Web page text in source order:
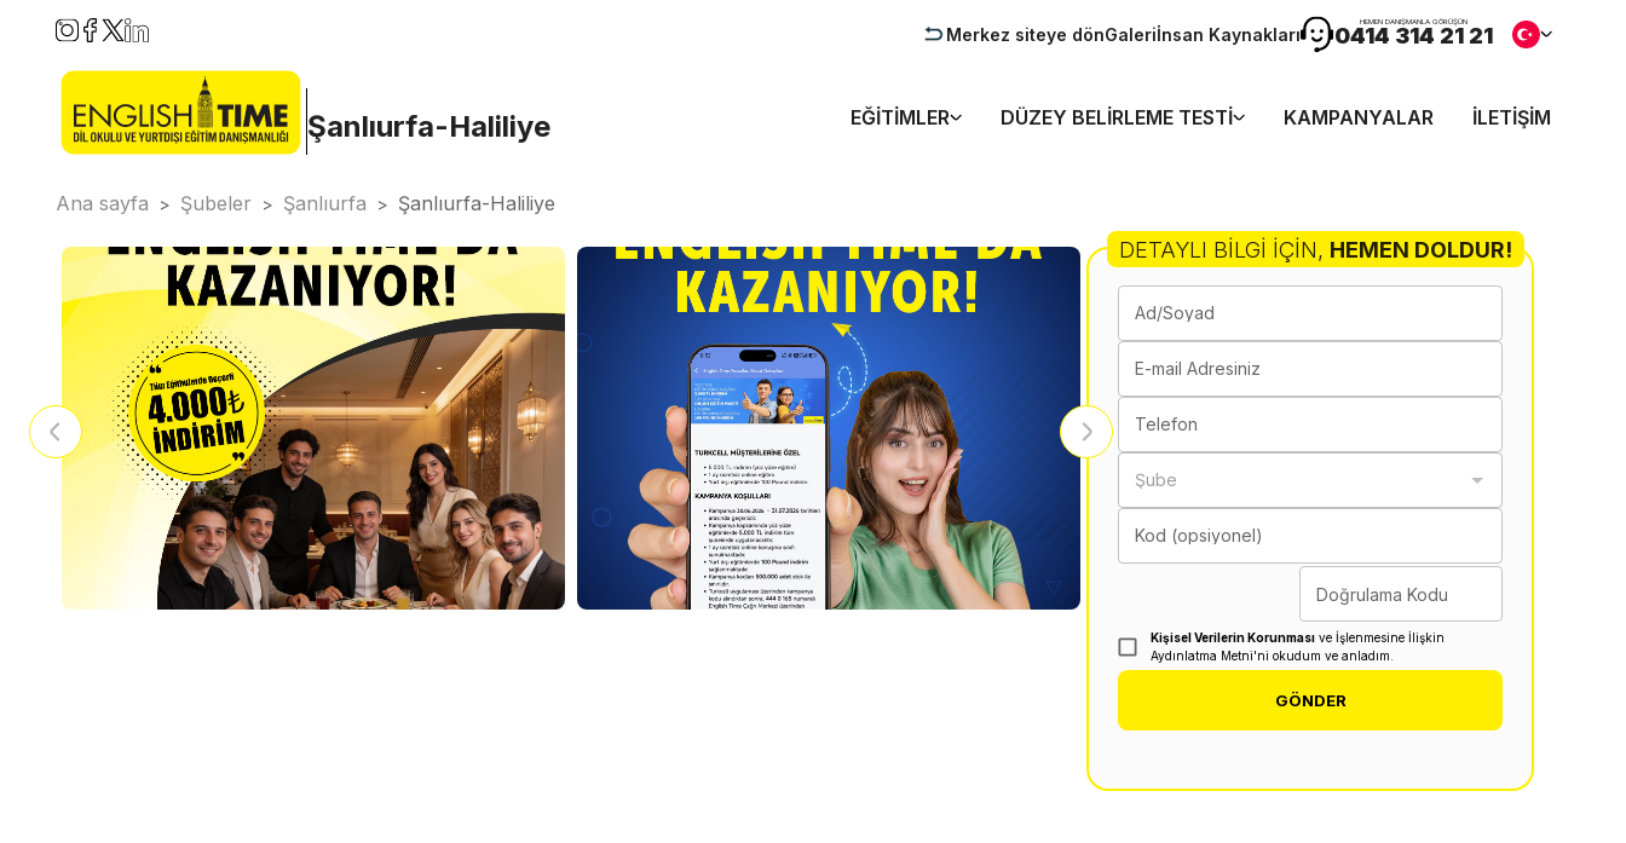
Merkez siteye dönGaleriİnsan Kaynakları
HEMEN DANIŞMANLA GÖRÜŞÜN
0414 314 21 21
Şanlıurfa-Haliliye EĞITIMLER DÜZEY BELIRLEME TESTI KAMPANYALAR İLETIŞIM
Ana sayfa > Şubeler > Şanlıurfa > Şanlıurfa-Haliliye
DETAYLI BILGI İÇIN, HEMEN DOLDUR!
Ad/Soyad
E-mail Adresiniz
Telefon
Şube
Kod (opsiyonel)
Doğrulama Kodu
Kişisel Verilerin Korunması ve İşlenmesine İlişkin
Aydınlatma Metni'ni okudum ve anladım.
GÖNDER